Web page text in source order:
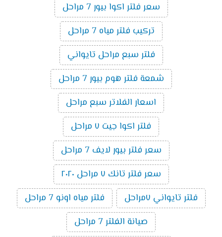
سعر فلتر اكوا بيور 7 مراحل
تركيب فلتر مياه 7 مراحل
فلتر سبع مراحل تايواني
شمعة فلتر هوم بيور 7 مراحل
اسعار الفلاتر سبع مراحل
فلتر اكوا جيت ٧ مراحل
سعر فلتر بيور لايف 7 مراحل
سعر فلتر تانك ٧ مراحل ٢٠٢٠
فلتر تايواني ٧مراحل
فلتر مياه اونو 7 مراحل
صيانة الفلتر 7 مراحل